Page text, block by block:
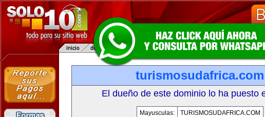
turismosudafrica.com
El dueño de este dominio lo ha puesto
Mayusculas:
TURISMOSUDAFRICA.COM